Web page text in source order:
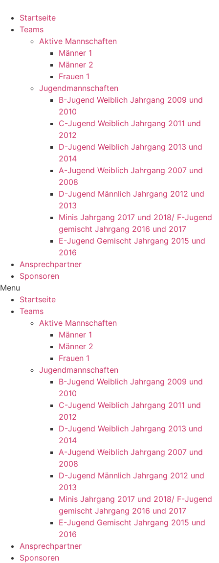
Startseite
Teams
Aktive Mannschaften
Männer 1
Männer 2
Frauen 1
Jugendmannschaften
B-Jugend Weiblich Jahrgang 2009 und
2010
C-Jugend Weiblich Jahrgang 2011 und
2012
D-Jugend Weiblich Jahrgang 2013 und
2014
A-Jugend Weiblich Jahrgang 2007 und
2008
D-Jugend Männlich Jahrgang 2012 und
2013
Minis Jahrgang 2017 und 2018/ F-Jugend
gemischt Jahrgang 2016 und 2017
E-Jugend Gemischt Jahrgang 2015 und
2016
Ansprechpartner
Sponsoren
Menu
Startseite
Teams
Aktive Mannschaften
Männer 1
Männer 2
Frauen 1
Jugendmannschaften
B-Jugend Weiblich Jahrgang 2009 und
2010
C-Jugend Weiblich Jahrgang 2011 und
2012
D-Jugend Weiblich Jahrgang 2013 und
2014
A-Jugend Weiblich Jahrgang 2007 und
2008
D-Jugend Männlich Jahrgang 2012 und
2013
Minis Jahrgang 2017 und 2018/ F-Jugend
gemischt Jahrgang 2016 und 2017
E-Jugend Gemischt Jahrgang 2015 und
2016
Ansprechpartner
Sponsoren